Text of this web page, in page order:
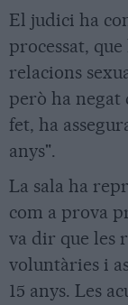
El judici ha
processat,
relacions
però ha negat
fet, ha
anys".
La sala ha
com a prova
va dir que les
voluntàries i
15 anys. Les